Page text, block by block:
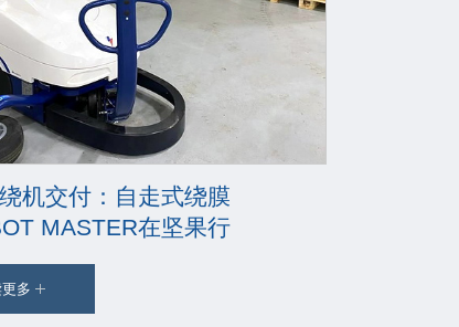
机交付：自走式绕膜
MASTER在坚果行
多